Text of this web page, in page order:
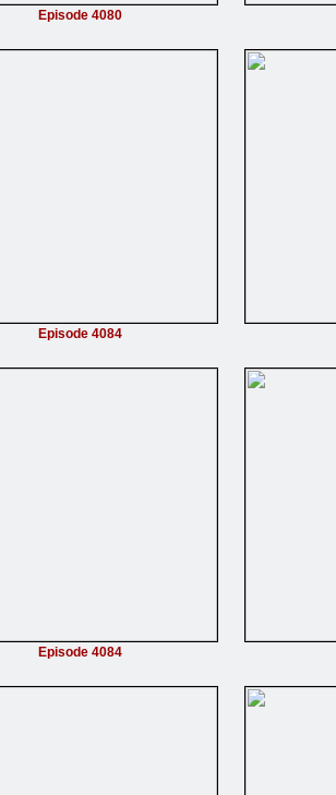
Episode 4080
Episode 4084
Episode 4084